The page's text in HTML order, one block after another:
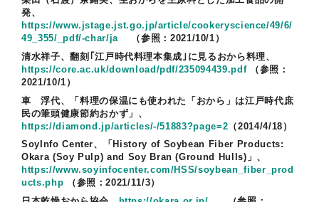
発、
https://www.jstage.jst.go.jp/article/cookeryscience/49/6/
49_355/_pdf/-char/ja
（参照：2021/10/1）
清水祥子、翻刻｢江戸時代料理本集成｣に見るおから料理、
https://core.ac.uk/download/pdf/235094439.pdf
（参照：
2021/10/1）
車 浮代、「料理の保温にも使われた「おから」は江戸時代庶
民の筆頭健康節約おかず」、
https://diamond.jp/articles/-/51883?page=2 （2014/4/18）
SoyInfo Center、「History of Soybean Fiber Products:
Okara (Soy Pulp) and Soy Bran (Ground Hulls)」、
https://www.soyinfocenter.com/HSS/soybean_fiber_prod
ucts.php
（参照：2021/11/3）